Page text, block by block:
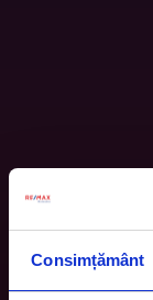
Consimțământ